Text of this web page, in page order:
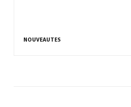
NOUVEAUTES